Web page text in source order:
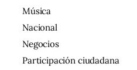
Música
Nacional
Negocios
Participación ciudadana